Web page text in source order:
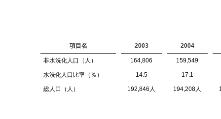
項目名 2003 2004
非水洗化人口（人） 164,806 159,549
水洗化人口比率（％） 14.5 17.1
総人口（人） 192,846人 194,208人